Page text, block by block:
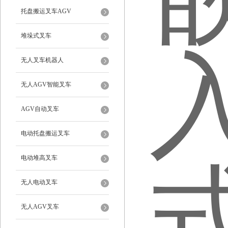
托盘搬运叉车AGV
堆垛式叉车
无人叉车机器人
无人AGV智能叉车
AGV自动叉车
电动托盘搬运叉车
电动堆高叉车
无人电动叉车
无人AGV叉车